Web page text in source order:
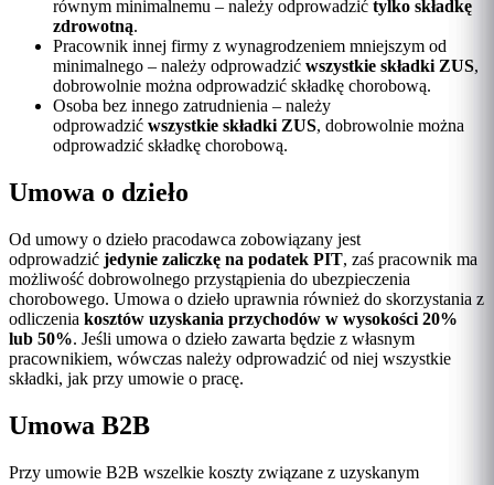
równym minimalnemu – należy odprowadzić tylko składkę
zdrowotną.
Pracownik innej firmy z wynagrodzeniem mniejszym od
minimalnego – należy odprowadzić wszystkie składki ZUS,
dobrowolnie można odprowadzić składkę chorobową.
Osoba bez innego zatrudnienia – należy
odprowadzić wszystkie składki ZUS, dobrowolnie można
odprowadzić składkę chorobową.
Umowa o dzieło
Od umowy o dzieło pracodawca zobowiązany jest
odprowadzić jedynie zaliczkę na podatek PIT, zaś pracownik ma
możliwość dobrowolnego przystąpienia do ubezpieczenia
chorobowego. Umowa o dzieło uprawnia również do skorzystania z
odliczenia kosztów uzyskania przychodów w wysokości 20%
lub 50%. Jeśli umowa o dzieło zawarta będzie z własnym
pracownikiem, wówczas należy odprowadzić od niej wszystkie
składki, jak przy umowie o pracę.
Umowa B2B
Przy umowie B2B wszelkie koszty związane z uzyskanym